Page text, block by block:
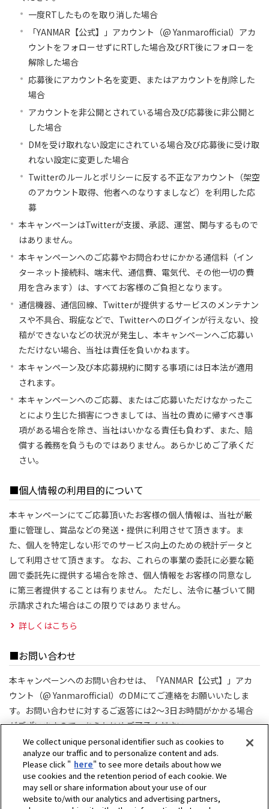
一度RTしたものを取り消した場合
「YANMAR【公式】」アカウント（@ Yanmarofficial）アカ
ウントをフォローせずにRTした場合及びRT後にフォローを
解除した場合
応募後にアカウント名を変更、またはアカウントを削除した
場合
アカウントを非公開とされている場合及び応募後に非公開と
した場合
DMを受け取れない設定にされている場合及び応募後に受け取
れない設定に変更した場合
Twitterのルールとポリシーに反する不正なアカウント（架空
のアカウント取得、他者へのなりすましなど）を利用した応
募
本キャンペーンはTwitterが支援、承認、運営、関与するもので
はありません。
本キャンペーンへのご応募やお問合わせにかかる通信料（イン
ターネット接続料、端末代、通信費、電気代、その他一切の費
用を含みます）は、すべてお客様のご負担となります。
通信機器、通信回線、Twitterが提供するサービスのメンテナン
スや不具合、瑕疵などで、Twitterへのログインが行えない、投
稿ができないなどの状況が発生し、本キャンペーンへご応募い
ただけない場合、当社は責任を負いかねます。
本キャンペーン及び本応募規約に関する事項には日本法が適用
されます。
本キャンペーンへのご応募、またはご応募いただけなかったこ
とにより生じた損害につきましては、当社の責めに帰すべき事
項がある場合を除き、当社はいかなる責任も負わず、また、賠
償する義務を負うものではありません。あらかじめご了承くだ
さい。
■個人情報の利用目的について
本キャンペーンにてご応募頂いたお客様の個人情報は、当社が厳
重に管理し、賞品などの発送・提供に利用させて頂きます。ま
た、個人を特定しない形でのサービス向上のための統計データと
して利用させて頂きます。 なお、これらの事業の委託に必要な範
囲で委託先に提供する場合を除き、個人情報をお客様の同意なし
に第三者提供することは有りません。 ただし、法令に基づいて開
示請求された場合はこの限りではありません。
詳しくはこちら
■お問い合わせ
本キャンペーンへのお問い合わせは、「YANMAR【公式】」アカ
ウント（@ Yanmarofficial）のDMにてご連絡をお願いいたしま
す。お問い合わせに対するご返答には2～3日お時間がかかる場合
がございますので、あらかじめご了承ください。
対応時間：平日10:00-17:00（土日祝日を除く）
We collect unique personal identifier such as cookies to
analyze our traffic and to personalize content and ads.
Please click " here" to see more details about how we
use cookies and the retention period of each cookie. We
may sell or share information about your use of our
website to/with our analytics and advertising partners,